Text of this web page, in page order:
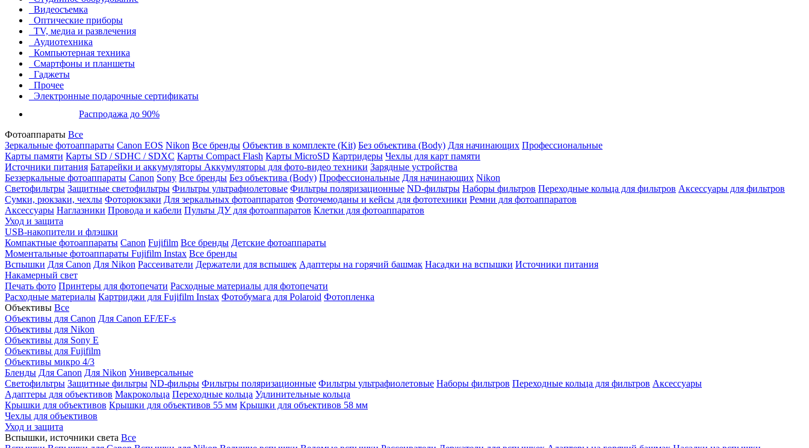
Видеосъемка
Оптические приборы
TV, медиа и развлечения
Аудиотехника
Компьютерная техника
Смартфоны и планшеты
Гаджеты
Прочее
Электронные подарочные сертификаты
Распродажа до 90%
Фотоаппараты Все
Зеркальные фотоаппараты Canon EOS Nikon Все бренды Объектив в комплекте (Kit) Без объектива (Body) Для начинающих Профессиональные
Карты памяти Карты SD / SDHC / SDXC Карты Compact Flash Карты MicroSD Картридеры Чехлы для карт памяти
Источники питания Батарейки и аккумуляторы Аккумуляторы для фото-видео техники Зарядные устройства
Беззеркальные фотоаппараты Canon Sony Все бренды Без объектива (Body) Профессиональные Для начинающих Nikon
Светофильтры Защитные светофильтры Фильтры ультрафиолетовые Фильтры поляризационные ND-фильтры Наборы фильтров Переходные кольца для фильтров Аксессуары для фильтров
Сумки, рюкзаки, чехлы Фоторюкзаки Для зеркальных фотоаппаратов Фоточемоданы и кейсы для фототехники Ремни для фотоаппаратов
Аксессуары Наглазники Провода и кабели Пульты ДУ для фотоаппаратов Клетки для фотоаппаратов
Уход и защита
USB-накопители и флэшки
Компактные фотоаппараты Canon Fujifilm Все бренды Детские фотоаппараты
Моментальные фотоаппараты Fujifilm Instax Все бренды
Вспышки Для Canon Для Nikon Рассеиватели Держатели для вспышек Адаптеры на горячий башмак Насадки на вспышки Источники питания
Накамерный свет
Печать фото Принтеры для фотопечати Расходные материалы для фотопечати
Расходные материалы Картриджи для Fujifilm Instax Фотобумага для Polaroid Фотопленка
Объективы Все
Объективы для Canon Для Canon EF/EF-s
Объективы для Nikon
Объективы для Sony E
Объективы для Fujifilm
Объективы микро 4/3
Бленды Для Canon Для Nikon Универсальные
Светофильтры Защитные фильтры ND-фильры Фильтры поляризационные Фильтры ультрафиолетовые Наборы фильтров Переходные кольца для фильтров Аксессуары
Адаптеры для объективов Макрокольца Переходные кольца Удлинительные кольца
Крышки для объективов Крышки для объективов 55 мм Крышки для объективов 58 мм
Чехлы для объективов
Уход и защита
Вспышки, источники света Все